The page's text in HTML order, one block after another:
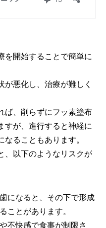
を開始することで簡単に
が悪化し、治療が難しく
ば、削らずにフッ素塗布
すが、進行すると神経に
ることもあります。
、以下のようなリスクが
になると、その下で形成
ことがあります。
不快感で食事が制限さ